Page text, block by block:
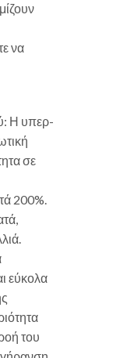
να
Η υπερ-
σε
200%.
εύκολα
του